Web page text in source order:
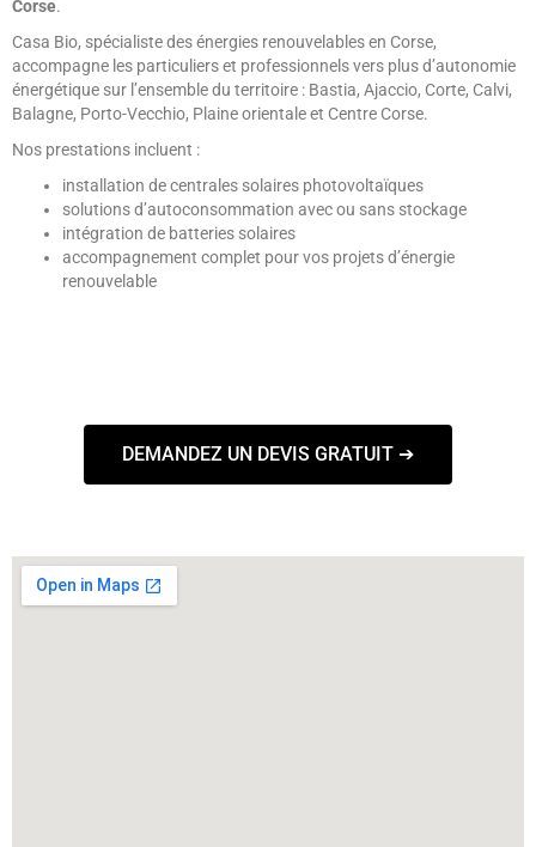
Corse.
Casa Bio, spécialiste des énergies renouvelables en Corse,
accompagne les particuliers et professionnels vers plus d’autonomie
énergétique sur l’ensemble du territoire : Bastia, Ajaccio, Corte, Calvi,
Balagne, Porto-Vecchio, Plaine orientale et Centre Corse.
Nos prestations incluent :
installation de centrales solaires photovoltaïques
solutions d’autoconsommation avec ou sans stockage
intégration de batteries solaires
accompagnement complet pour vos projets d’énergie
renouvelable
DEMANDEZ UN DEVIS GRATUIT ➔